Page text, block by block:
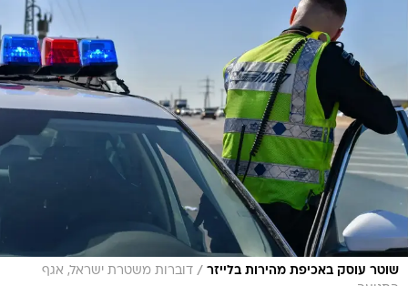
שוטר עוסק באכיפת מהירות בלייזר / דוברות משטרת ישראל, אגף